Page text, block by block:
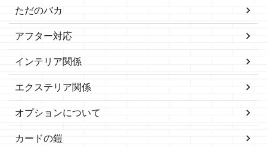
ただのバカ
アフター対応
インテリア関係
エクステリア関係
オプションについて
カードの鎧